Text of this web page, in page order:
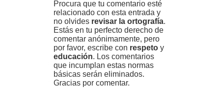
Procura que tu comentario esté
relacionado con esta entrada y
no olvides revisar la ortografía.
Estás en tu perfecto derecho de
comentar anónimamente, pero
por favor, escribe con respeto y
educación. Los comentarios
que incumplan estas normas
básicas serán eliminados.
Gracias por comentar.